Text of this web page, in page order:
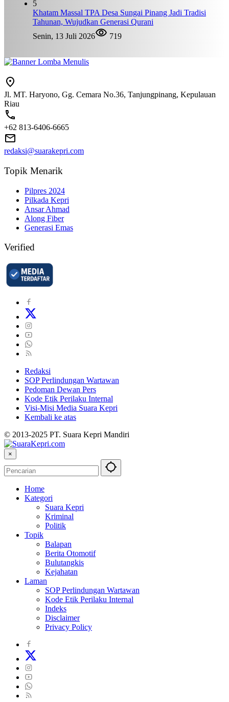
5
Khatam Massal TPA Desa Sungai Pinang Jadi Tradisi
Tahunan, Wujudkan Generasi Qurani
Senin, 13 Juli 2026
719
Jl. MT. Haryono, Gg. Cemara No.36, Tanjungpinang, Kepulauan
Riau
+62 813-6406-6665
redaksi@suarakepri.com
Topik Menarik
Pilpres 2024
Pilkada Kepri
Ansar Ahmad
Along Fiber
Generasi Emas
Verified
Redaksi
SOP Perlindungan Wartawan
Pedoman Dewan Pers
Kode Etik Perilaku Internal
Visi-Misi Media Suara Kepri
Kembali ke atas
© 2013-2025 PT. Suara Kepri Mandiri
×
Home
Kategori
Suara Kepri
Kriminal
Politik
Topik
Balapan
Berita Otomotif
Bulutangkis
Kejahatan
Laman
SOP Perlindungan Wartawan
Kode Etik Perilaku Internal
Indeks
Disclaimer
Privacy Policy